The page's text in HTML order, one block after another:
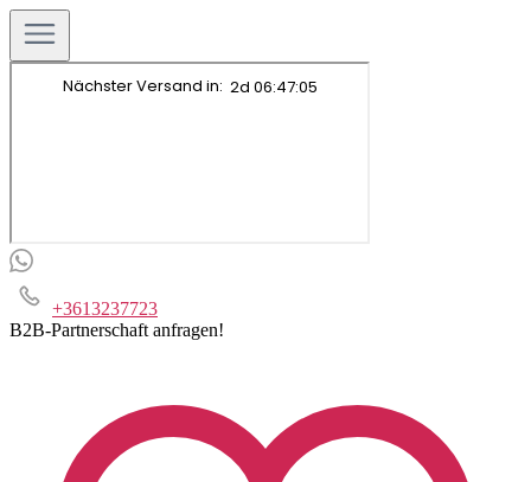
+3613237723
B2B-Partnerschaft anfragen!